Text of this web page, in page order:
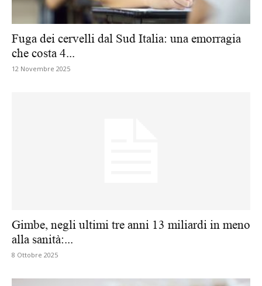
Fuga dei cervelli dal Sud Italia: una emorragia
che costa 4...
12 Novembre 2025
Gimbe, negli ultimi tre anni 13 miliardi in meno
alla sanità:...
8 Ottobre 2025